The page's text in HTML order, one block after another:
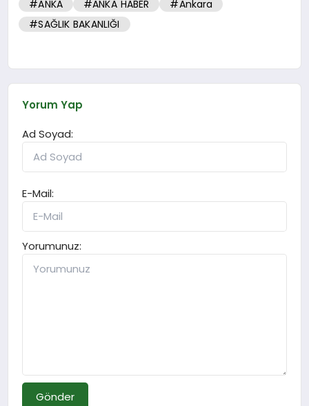
#ANKA #ANKA HABER
#Ankara
#SAĞLIK BAKANLIĞI
Yorum Yap
Ad Soyad:
E-Mail:
Yorumunuz:
Gönder